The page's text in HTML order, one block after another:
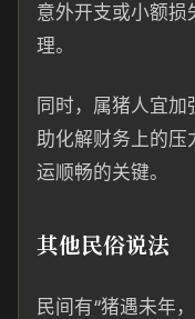
意外开支或小额损
理。
同时，属猪人宜
助化解财务上的压
运顺畅的关键。
其他民俗说法
民间有“猪遇未年